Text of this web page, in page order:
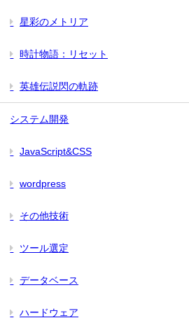
星彩のメトリア
時計物語：リセット
英雄伝説閃の軌跡
システム開発
JavaScript&CSS
wordpress
その他技術
ツール選定
データベース
ハードウェア